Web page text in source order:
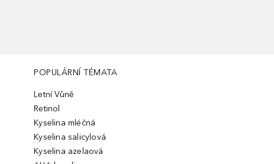
POPULÁRNÍ TÉMATA
Letní Vůně
Retinol
Kyselina mléčná
Kyselina salicylová
Kyselina azelaová